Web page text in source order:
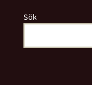
Sök